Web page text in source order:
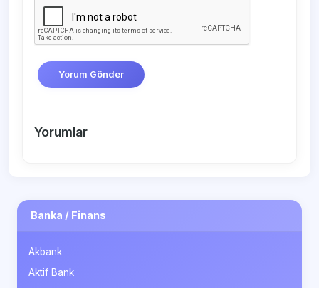
Yorum Gönder
Yorumlar
Banka / Finans
Akbank
Aktif Bank